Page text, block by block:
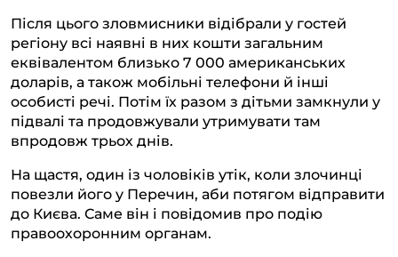
Після цього зловмисники відібрали у гостей
регіону всі наявні в них кошти загальним
еквівалентом близько 7 000 американських
доларів, а також мобільні телефони й інші
особисті речі. Потім їх разом з дітьми замкнули у
підвалі та продовжували утримувати там
впродовж трьох днів.
На щастя, один із чоловіків утік, коли злочинці
повезли його у Перечин, аби потягом відправити
до Києва. Саме він і повідомив про подію
правоохоронним органам.